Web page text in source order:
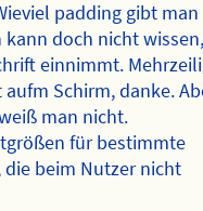
padding gibt
kann doch nicht wissen,
einnimmt.
Schirm, danke.
man nicht.
für bestimmte
beim Nutzer nicht